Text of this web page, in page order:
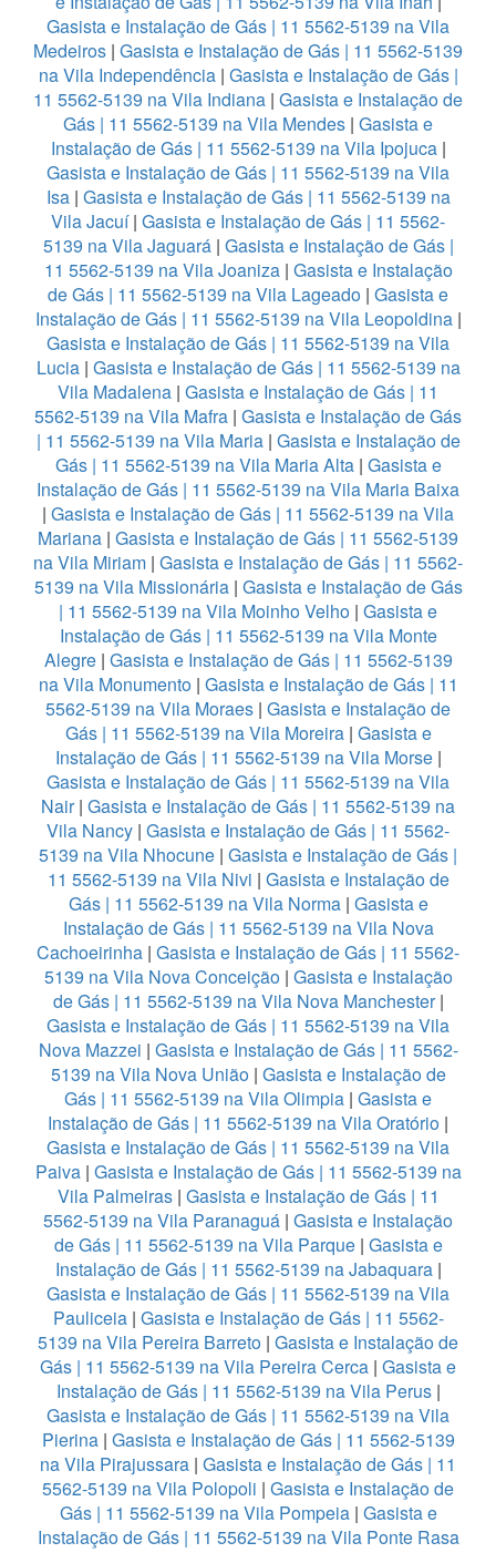
Gasista e Instalação de Gás | 11 5562-5139 na Vila
Medeiros | Gasista e Instalação de Gás | 11 5562-5139
na Vila Independência| Gasista e Instalação de Gás |
11 5562-5139 na Vila Indiana | Gasista e Instalação de
Gás | 11 5562-5139 na Vila Mendes | Gasista e
Instalação de Gás | 11 5562-5139 na Vila Ipojuca|
Gasista e Instalação de Gás | 11 5562-5139 na Vila
Isa| Gasista e Instalação de Gás | 11 5562-5139 na
Vila Jacuí| Gasista e Instalação de Gás | 11 5562-
5139 na Vila Jaguará| Gasista e Instalação de Gás |
11 5562-5139 na Vila Joaniza| Gasista e Instalação
de Gás | 11 5562-5139 na Vila Lageado | Gasista e
Instalação de Gás | 11 5562-5139 na Vila Leopoldina|
Gasista e Instalação de Gás | 11 5562-5139 na Vila
Lucia| Gasista e Instalação de Gás | 11 5562-5139 na
Vila Madalena | Gasista e Instalação de Gás | 11
5562-5139 na Vila Mafra | Gasista e Instalação de Gás
| 11 5562-5139 na Vila Maria| Gasista e Instalação de
Gás | 11 5562-5139 na Vila Maria Alta| Gasista e
Instalação de Gás | 11 5562-5139 na Vila Maria Baixa
| Gasista e Instalação de Gás | 11 5562-5139 na Vila
Mariana | Gasista e Instalação de Gás | 11 5562-5139
na Vila Miriam | Gasista e Instalação de Gás | 11 5562-
5139 na Vila Missionária| Gasista e Instalação de Gás
| 11 5562-5139 na Vila Moinho Velho | Gasista e
Instalação de Gás | 11 5562-5139 na Vila Monte
Alegre| Gasista e Instalação de Gás | 11 5562-5139
na Vila Monumento| Gasista e Instalação de Gás | 11
5562-5139 na Vila Moraes | Gasista e Instalação de
Gás | 11 5562-5139 na Vila Moreira| Gasista e
Instalação de Gás | 11 5562-5139 na Vila Morse|
Gasista e Instalação de Gás | 11 5562-5139 na Vila
Nair| Gasista e Instalação de Gás | 11 5562-5139 na
Vila Nancy | Gasista e Instalação de Gás | 11 5562-
5139 na Vila Nhocune | Gasista e Instalação de Gás |
11 5562-5139 na Vila Nivi | Gasista e Instalação de
Gás | 11 5562-5139 na Vila Norma| Gasista e
Instalação de Gás | 11 5562-5139 na Vila Nova
Cachoeirinha | Gasista e Instalação de Gás | 11 5562-
5139 na Vila Nova Conceição| Gasista e Instalação
de Gás | 11 5562-5139 na Vila Nova Manchester|
Gasista e Instalação de Gás | 11 5562-5139 na Vila
Nova Mazzei | Gasista e Instalação de Gás | 11 5562-
5139 na Vila Nova União| Gasista e Instalação de
Gás | 11 5562-5139 na Vila Olimpia | Gasista e
Instalação de Gás | 11 5562-5139 na Vila Oratório |
Gasista e Instalação de Gás | 11 5562-5139 na Vila
Paiva| Gasista e Instalação de Gás | 11 5562-5139 na
Vila Palmeiras| Gasista e Instalação de Gás | 11
5562-5139 na Vila Paranaguá | Gasista e Instalação
de Gás | 11 5562-5139 na Vila Parque| Gasista e
Instalação de Gás | 11 5562-5139 na Jabaquara|
Gasista e Instalação de Gás | 11 5562-5139 na Vila
Pauliceia| Gasista e Instalação de Gás | 11 5562-
5139 na Vila Pereira Barreto | Gasista e Instalação de
Gás | 11 5562-5139 na Vila Pereira Cerca | Gasista e
Instalação de Gás | 11 5562-5139 na Vila Perus|
Gasista e Instalação de Gás | 11 5562-5139 na Vila
Pierina| Gasista e Instalação de Gás | 11 5562-5139
na Vila Pirajussara | Gasista e Instalação de Gás | 11
5562-5139 na Vila Polopoli | Gasista e Instalação de
Gás | 11 5562-5139 na Vila Pompeia| Gasista e
Instalação de Gás | 11 5562-5139 na Vila Ponte Rasa